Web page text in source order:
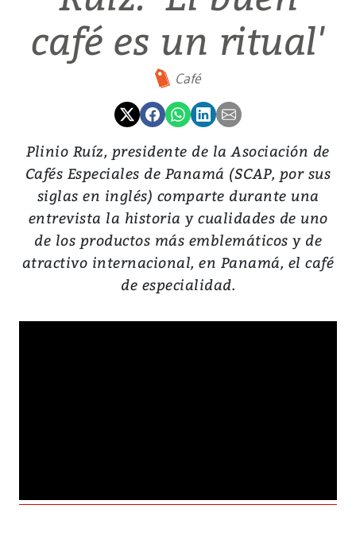
café es un ritual'
Café
Plinio Ruíz, presidente de la Asociación de
Cafés Especiales de Panamá (SCAP, por sus
siglas en inglés) comparte durante una
entrevista la historia y cualidades de uno
de los productos más emblemáticos y de
atractivo internacional, en Panamá, el café
de especialidad.